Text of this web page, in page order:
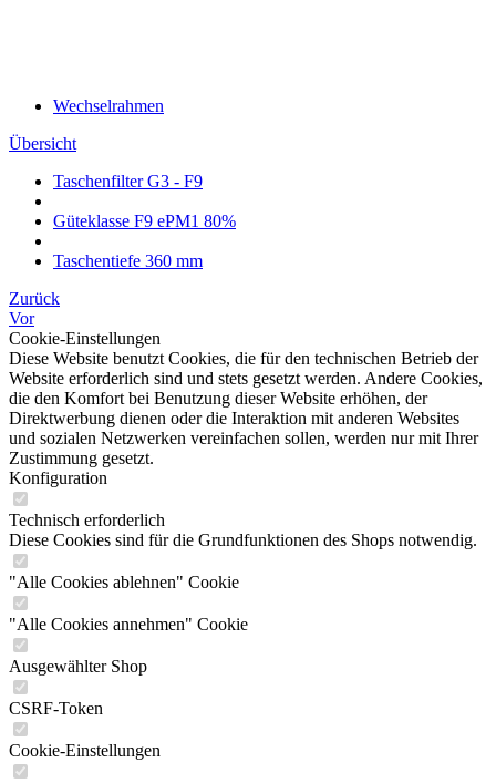
Wechselrahmen
Übersicht
Taschenfilter G3 - F9
Güteklasse F9 ePM1 80%
Taschentiefe 360 mm
Zurück
Vor
Cookie-Einstellungen
Diese Website benutzt Cookies, die für den technischen Betrieb der
Website erforderlich sind und stets gesetzt werden. Andere Cookies,
die den Komfort bei Benutzung dieser Website erhöhen, der
Direktwerbung dienen oder die Interaktion mit anderen Websites
und sozialen Netzwerken vereinfachen sollen, werden nur mit Ihrer
Zustimmung gesetzt.
Konfiguration
Technisch erforderlich
Diese Cookies sind für die Grundfunktionen des Shops notwendig.
"Alle Cookies ablehnen" Cookie
"Alle Cookies annehmen" Cookie
Ausgewählter Shop
CSRF-Token
Cookie-Einstellungen